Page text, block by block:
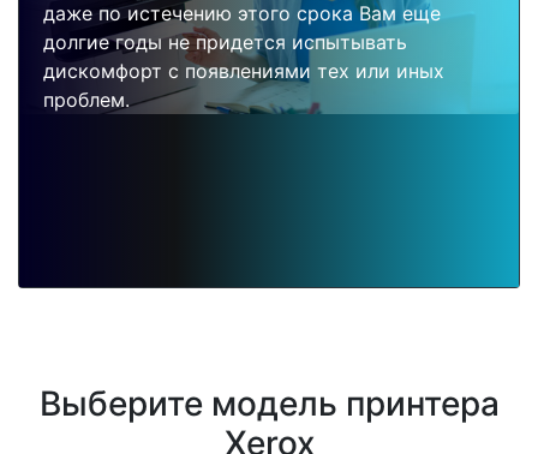
даже по истечению этого срока Вам еще
долгие годы не придется испытывать
дискомфорт с появлениями тех или иных
проблем.
Выберите модель принтера
Xerox